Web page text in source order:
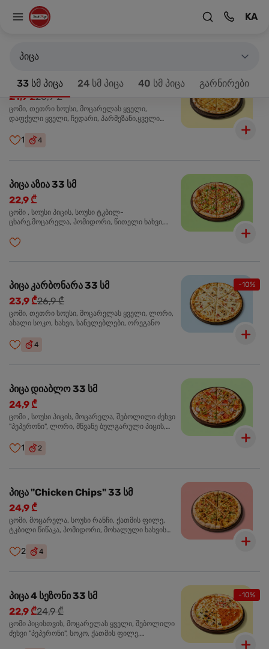
KA
პიცა
33 სმ პიცა 24 სმ პიცა 40 სმ პიცა გარნირები
მთავარზე
-20%
პიცა 4 ყველის 33 სმ
21,9 ₾26,9 ₾
ცომი, თეთრი სოუსი, მოცარელას ყველი,
დაფქული ყველი, ჩედარი, პარმეზანი,ყველი
1 4
პიცა აზია 33 სმ
22,9 ₾
ცომი , სოუსი პიცის, სოუსი ტკბილ-
ცხარე,მოცარელა, პომიდორი, წითელი ხახვი,
სეზამის მარცვლის ნაზავი, ქინძი, ორეგანო
-10%
პიცა კარბონარა 33 სმ
23,9 ₾26,9 ₾
ცომი, თეთრი სოუსი, მოცარელას ყველი, ლორი,
ახალი სოკო, ხახვი, სანელებლები, ორეგანო
4
პიცა დიაბლო 33 სმ
24,9 ₾
ცომი , სოუსი პიცის, მოცარელა, შებოლილი ძეხვი
"პეპერონი", ლორი, მწვანე ბულგარული პიცის,
1 2
პიცა "Chicken Chips" 33 სმ
24,9 ₾
ცომი, მოცარელა, სოუსი რანჩი, ქათმის ფილე,
ტკბილი წიწაკა, პომიდორი, მოხალული ხახვის
2 4
-10%
პიცა 4 სეზონი 33 სმ
22,9 ₾24,9 ₾
ცომი პიცისთვის, მოცარელას ყველი, შებოლილი
ძეხვი "პეპერონი", სოკო, ქათმის ფილე,